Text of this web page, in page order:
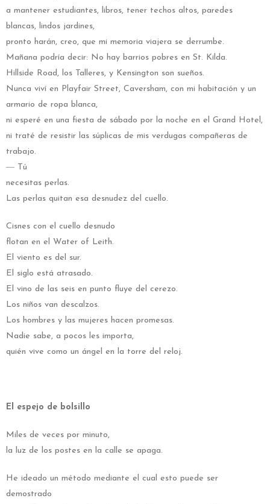
a mantener estudiantes, libros, tener techos altos, paredes
blancas, lindos jardines,
pronto harán, creo, que mi memoria viajera se derrumbe.
Mañana podría decir: No hay barrios pobres en St. Kilda.
Hillside Road, los Talleres, y Kensington son sueños.
Nunca viví en Playfair Street, Caversham, con mi habitación y un
armario de ropa blanca,
ni esperé en una fiesta de sábado por la noche en el Grand Hotel,
ni traté de resistir las súplicas de mis verdugas compañeras de
trabajo.
― Tú
necesitas perlas.
Las perlas quitan esa desnudez del cuello.
Cisnes con el cuello desnudo
flotan en el Water of Leith.
El viento es del sur.
El siglo está atrasado.
El vino de las seis en punto fluye del cerezo.
Los niños van descalzos.
Los hombres y las mujeres hacen promesas.
Nadie sabe, a pocos les importa,
quién vive como un ángel en la torre del reloj.
El espejo de bolsillo
Miles de veces por minuto,
la luz de los postes en la calle se apaga.
He ideado un método mediante el cual esto puede ser
demostrado